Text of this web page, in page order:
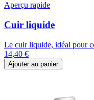
Aperçu rapide
Cuir liquide
Le cuir liquide, idéal pour
14,40 €
Ajouter au panier